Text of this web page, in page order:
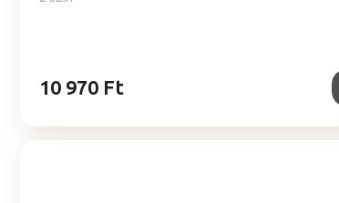
10 970 Ft